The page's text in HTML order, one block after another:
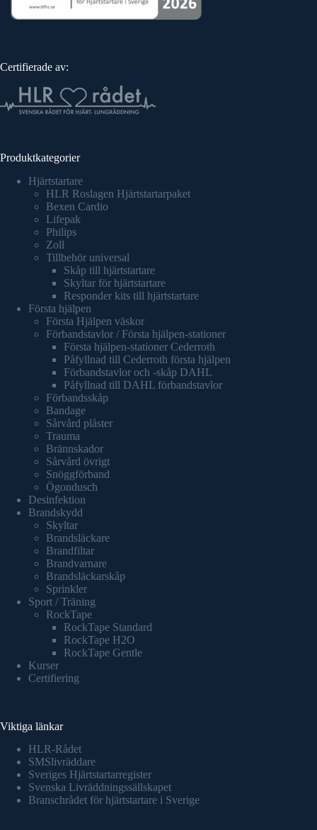
Certifierade av:
Produktkategorier
Hjärtstartare
HLR Roslagen Hjärtstartarpaket
Bexen Cardio
Lifepak
Philips
Zoll
Tillbehör universal
Skåp till hjärtstartare
Skyltar för hjärtstartare
Responder kits till hjärtstartare
Första hjälpen
Första Hjälpen väskor
Förbandstavlor / Första hjälpen-stationer
Första hjälpen-stationer Cederroth
Påfyllnad till Cederroth första hjälpen
Förbandstavlor och -skåp DAHL
Påfyllnad till DAHL förbandstavlor
Förbandsskåp
Bandage
Sårvård plåster
Trauma
Brännskador
Sårvård övrigt
Snöggförband
Ögondusch
Desinfektion
Brandskydd
Skyltar
Brandsläckare
Brandfiltar
Brandvarnare
Brandsläckarskåp
Sprinkler
Sport / Träning
RockTape
RockTape Standard
RockTape H2O
RockTape Gentle
Kurser
Certifiering
Viktiga länkar
HLR-Rådet
SMSlivräddare
Sveriges Hjärtstartarregister
Svenska Livräddningssällskapet
Branschrådet för hjärtstartare i Sverige